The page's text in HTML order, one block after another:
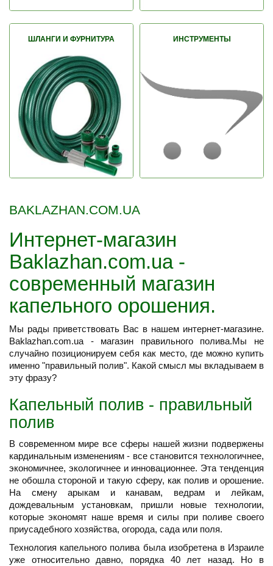
ШЛАНГИ И ФУРНИТУРА ИНСТРУМЕНТЫ
BAKLAZHAN.COM.UA
Интернет-магазин
Baklazhan.com.ua -
современный магазин
капельного орошения.
Мы рады приветствовать Вас в нашем интернет-магазине.
Baklazhan.com.ua - магазин правильного полива.Мы не
случайно позиционируем себя как место, где можно купить
именно "правильный полив". Какой смысл мы вкладываем в
эту фразу?
Капельный полив - правильный
полив
В современном мире все сферы нашей жизни подвержены
кардинальным изменениям - все становится технологичнее,
экономичнее, экологичнее и инновационнее. Эта тенденция
не обошла стороной и такую сферу, как полив и орошение.
На смену арыкам и канавам, ведрам и лейкам,
дождевальным установкам, пришли новые технологии,
которые экономят наше время и силы при поливе своего
приусадебного хозяйства, огорода, сада или поля.
Технология капельного полива была изобретена в Израиле
уже относительно давно, порядка 40 лет назад. Но в